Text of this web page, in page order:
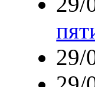
29/